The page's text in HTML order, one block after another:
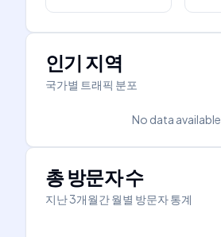
인기 지역
국가별 트래픽 분포
No data available.
총 방문자 수
지난 3개월간 월별 방문자 통계